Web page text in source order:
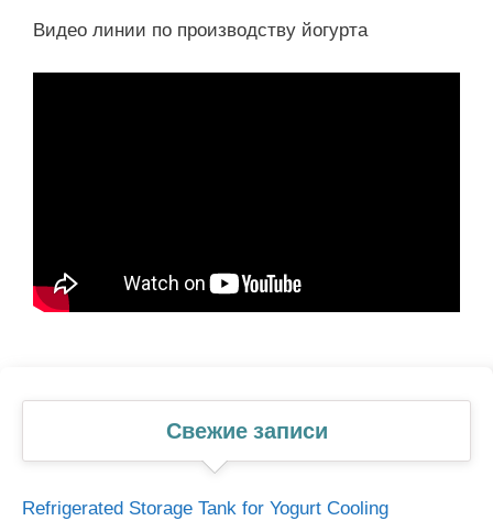
Видео линии по производству йогурта
Свежие записи
Refrigerated Storage Tank for Yogurt Cooling